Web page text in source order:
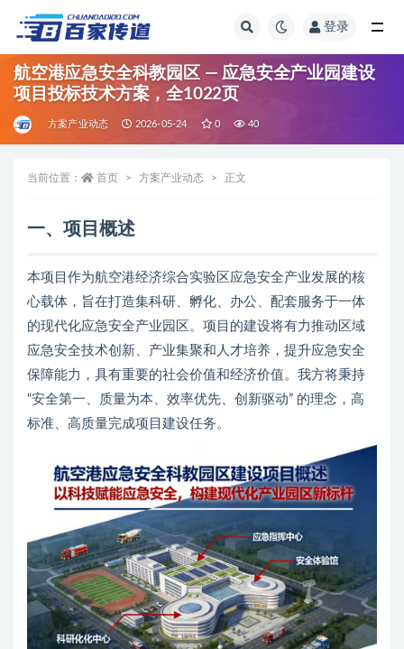
登录
航空港应急安全科教园区 — 应急安全产业园建设
项目投标技术方案，全1022页
方案产业动态 2026-05-24 0 40
当前位置： 首页 方案产业动态 正文
一、项目概述
本项目作为航空港经济综合实验区应急安全产业发展的核
心载体，旨在打造集科研、孵化、办公、配套服务于一体
的现代化应急安全产业园区。项目的建设将有力推动区域
应急安全技术创新、产业集聚和人才培养，提升应急安全
保障能力，具有重要的社会价值和经济价值。我方将秉持
“安全第一、质量为本、效率优先、创新驱动” 的理念，高
标准、高质量完成项目建设任务。